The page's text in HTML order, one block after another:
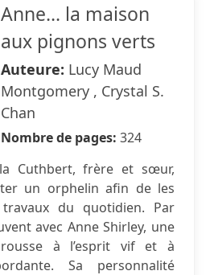
Anne... la maison
aux pignons verts
Auteure: Lucy Maud
Montgomery , Crystal S.
Chan
Nombre de pages: 324
Cuthbert, frère et sœur,
un orphelin afin de les
du quotidien. Par
avec Anne Shirley, une
à l’esprit vif et à
Sa personnalité